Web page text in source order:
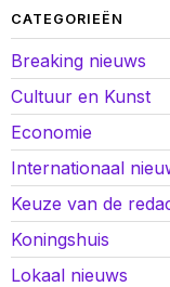
CATEGORIEËN
Breaking nieuws
Cultuur en Kunst
Economie
Internationaal
Keuze van de
Koningshuis
Lokaal nieuws